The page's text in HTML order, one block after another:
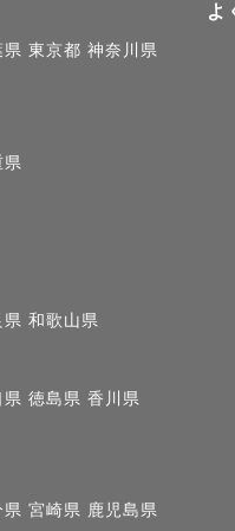
県 東京都 神奈川県
県
県 和歌山県
県 徳島県 香川県
県 宮崎県 鹿児島県
よ